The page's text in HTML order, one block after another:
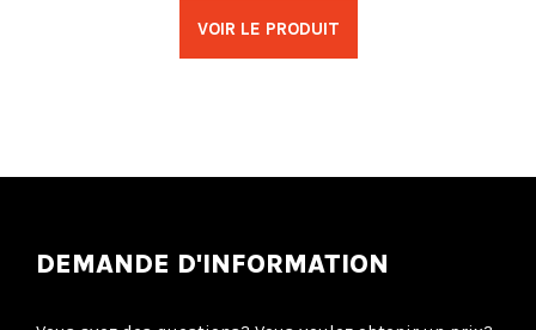
VOIR LE PRODUIT
DEMANDE D'INFORMATION